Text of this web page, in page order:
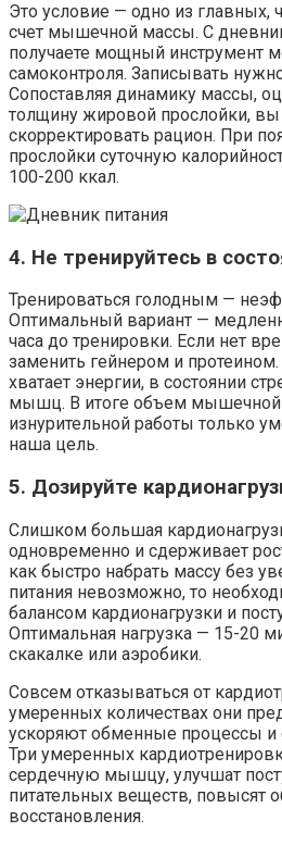
Это условие — одно из главных,
счет мышечной массы. С
получаете мощный инструмент
самоконтроля. Записывать
Сопоставляя динамику массы,
толщину жировой прослойки,
скорректировать рацион. При
прослойки суточную
100-200 ккал.
4. Не тренируйтесь в
Тренироваться голодным —
Оптимальный вариант —
часа до тренировки. Если нет
заменить гейнером и
хватает энергии, в состоянии
мышц. В итоге объем мышечной
изнурительной работы только
наша цель.
5. Дозируйте
Слишком большая
одновременно и сдерживает
как быстро набрать массу без
питания невозможно, то
балансом кардионагрузки и
Оптимальная нагрузка — 15-20
скакалке или аэробики.
Совсем отказываться от
умеренных количествах они
ускоряют обменные процессы и
Три умеренных
сердечную мышцу, улучшат
питательных веществ, повысят
восстановления.